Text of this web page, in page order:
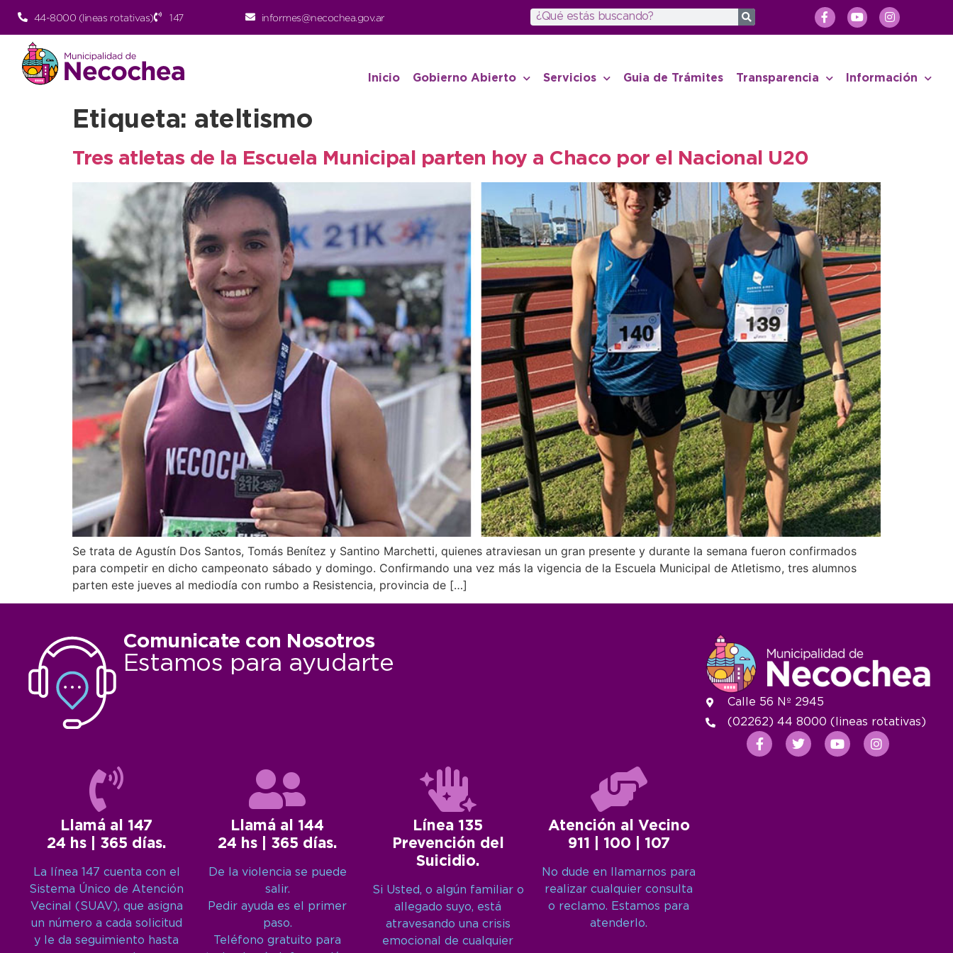
44-8000 (lineas rotativas) 147 informes@necochea.gov.ar
Inicio Gobierno Abierto Servicios Guia de Trámites Transparencia Información
Etiqueta: ateltismo
Tres atletas de la Escuela Municipal parten hoy a Chaco por el Nacional U20
Se trata de Agustín Dos Santos, Tomás Benítez y Santino Marchetti, quienes atraviesan un gran presente y durante la semana fueron confirmados
para competir en dicho campeonato sábado y domingo. Confirmando una vez más la vigencia de la Escuela Municipal de Atletismo, tres alumnos
parten este jueves al mediodía con rumbo a Resistencia, provincia de […]
Comunicate con Nosotros
Estamos para ayudarte
Llamá al 147
24 hs | 365 días.
La línea 147 cuenta con el
Sistema Único de Atención
Vecinal (SUAV), que asigna
un número a cada solicitud
y le da seguimiento hasta
Llamá al 144
24 hs | 365 días.
De la violencia se puede
salir.
Pedir ayuda es el primer
paso.
Teléfono gratuito para
Línea 135
Prevención del
Suicidio.
Si Usted, o algún familiar o
allegado suyo, está
atravesando una crisis
emocional de cualquier
Atención al Vecino
911 | 100 | 107
No dude en llamarnos para
realizar cualquier consulta
o reclamo. Estamos para
atenderlo.
Calle 56 Nº 2945
(02262) 44 8000 (lineas rotativas)